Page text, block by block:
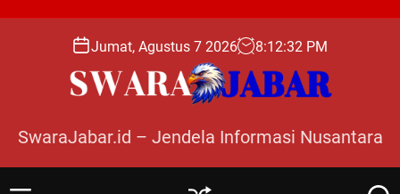
o
Jumat, Agustus 7 2026 8:12:33 PM
SwaraJabar.id – Jendela Informasi Nusantara